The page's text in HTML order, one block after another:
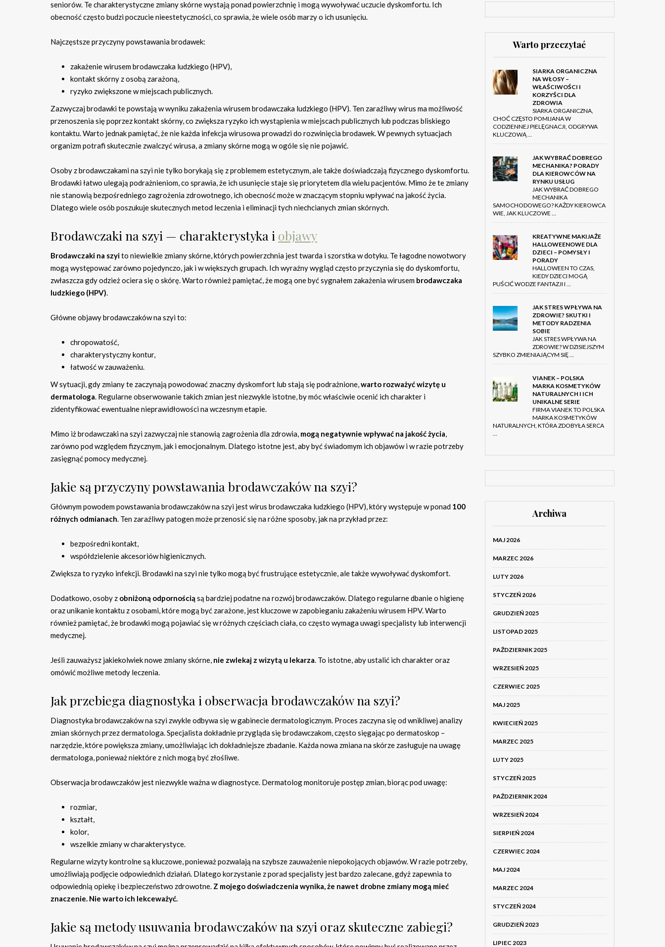
seniorów. Te charakterystyczne zmiany skórne wystają ponad powierzchnię i mogą wywoływać uczucie dyskomfortu. Ich
obecność często budzi poczucie nieestetyczności, co sprawia, że wiele osób marzy o ich usunięciu.
Najczęstsze przyczyny powstawania brodawek:
zakażenie wirusem brodawczaka ludzkiego (HPV),
kontakt skórny z osobą zarażoną,
ryzyko zwiększone w miejscach publicznych.
Zazwyczaj brodawki te powstają w wyniku zakażenia wirusem brodawczaka ludzkiego (HPV). Ten zaraźliwy wirus ma możliwość
przenoszenia się poprzez kontakt skórny, co zwiększa ryzyko ich wystąpienia w miejscach publicznych lub podczas bliskiego
kontaktu. Warto jednak pamiętać, że nie każda infekcja wirusowa prowadzi do rozwinięcia brodawek. W pewnych sytuacjach
organizm potrafi skutecznie zwalczyć wirusa, a zmiany skórne mogą w ogóle się nie pojawić.
Osoby z brodawczakami na szyi nie tylko borykają się z problemem estetycznym, ale także doświadczają fizycznego dyskomfortu.
Brodawki łatwo ulegają podrażnieniom, co sprawia, że ich usunięcie staje się priorytetem dla wielu pacjentów. Mimo że te zmiany
nie stanowią bezpośredniego zagrożenia zdrowotnego, ich obecność może w znaczącym stopniu wpływać na jakość życia.
Dlatego wiele osób poszukuje skutecznych metod leczenia i eliminacji tych niechcianych zmian skórnych.
Brodawczaki na szyi — charakterystyka i objawy
Brodawczaki na szyito niewielkie zmiany skórne, których powierzchnia jest twarda i szorstka w dotyku. Te łagodne nowotwory
mogą występować zarówno pojedynczo, jak i w większych grupach. Ich wyraźny wygląd często przyczynia się do dyskomfortu,
zwłaszcza gdy odzież ociera się o skórę. Warto również pamiętać, że mogą one być sygnałem zakażenia wirusem brodawczaka
ludzkiego (HPV).
Główne objawy brodawczaków na szyi to:
chropowatość,
charakterystyczny kontur,
łatwość w zauważeniu.
W sytuacji, gdy zmiany te zaczynają powodować znaczny dyskomfort lub stają się podrażnione,warto rozważyć wizytę u
dermatologa. Regularne obserwowanie takich zmian jest niezwykle istotne, by móc właściwie ocenić ich charakter i
zidentyfikować ewentualne nieprawidłowości na wczesnym etapie.
Mimo iż brodawczaki na szyi zazwyczaj nie stanowią zagrożenia dla zdrowia, mogą negatywnie wpływać na jakość życia,
zarówno pod względem fizycznym, jak i emocjonalnym. Dlatego istotne jest, aby być świadomym ich objawów i w razie potrzeby
zasięgnąć pomocy medycznej.
Jakie są przyczyny powstawania brodawczaków na szyi?
Głównym powodem powstawania brodawczaków na szyi jest wirus brodawczaka ludzkiego (HPV), który występuje w ponad 100
różnych odmianach. Ten zaraźliwy patogen może przenosić się na różne sposoby, jak na przykład przez:
bezpośredni kontakt,
współdzielenie akcesoriów higienicznych.
Zwiększa to ryzyko infekcji. Brodawki na szyi nie tylko mogą być frustrujące estetycznie, ale także wywoływać dyskomfort.
Dodatkowo, osoby z obniżoną odpornością są bardziej podatne na rozwój brodawczaków. Dlatego regularne dbanie o higienę
oraz unikanie kontaktu z osobami, które mogą być zarażone, jest kluczowe w zapobieganiu zakażeniu wirusem HPV. Warto
również pamiętać, że brodawki mogą pojawiać się w różnych częściach ciała, co często wymaga uwagi specjalisty lub interwencji
medycznej.
Jeśli zauważysz jakiekolwiek nowe zmiany skórne, nie zwlekaj z wizytą u lekarza. To istotne, aby ustalić ich charakter oraz
omówić możliwe metody leczenia.
Jak przebiega diagnostyka i obserwacja brodawczaków na szyi?
Diagnostyka brodawczaków na szyi zwykle odbywa się w gabinecie dermatologicznym. Proces zaczyna się od wnikliwej analizy
zmian skórnych przez dermatologa. Specjalista dokładnie przygląda się brodawczakom, często sięgając po dermatoskop –
narzędzie, które powiększa zmiany, umożliwiając ich dokładniejsze zbadanie. Każda nowa zmiana na skórze zasługuje na uwagę
dermatologa, ponieważ niektóre z nich mogą być złośliwe.
Obserwacja brodawczaków jest niezwykle ważna w diagnostyce. Dermatolog monitoruje postęp zmian, biorąc pod uwagę:
rozmiar,
kształt,
kolor,
wszelkie zmiany w charakterystyce.
Regularne wizyty kontrolne są kluczowe, ponieważ pozwalają na szybsze zauważenie niepokojących objawów. W razie potrzeby,
umożliwiają podjęcie odpowiednich działań. Dlatego korzystanie z porad specjalisty jest bardzo zalecane, gdyż zapewnia to
odpowiednią opiekę i bezpieczeństwo zdrowotne. Z mojego doświadczenia wynika, że nawet drobne zmiany mogą mieć
znaczenie. Nie warto ich lekceważyć.
Jakie są metody usuwania brodawczaków na szyi oraz skuteczne zabiegi?
Warto przeczytać
SIARKA ORGANICZNA
NA WŁOSY –
WŁAŚCIWOŚCI I
KORZYŚCI DLA
ZDROWIA
SIARKA ORGANICZNA,
CHOĆ CZĘSTO POMIJANA W
CODZIENNEJ PIELĘGNACJI, ODGRYWA
KLUCZOWĄ …
JAK WYBRAĆ DOBREGO
MECHANIKA? PORADY
DLA KIEROWCÓW NA
RYNKU USŁUG
JAK WYBRAĆ DOBREGO
MECHANIKA
SAMOCHODOWEGO? KAŻDY KIEROWCA
WIE, JAK KLUCZOWE …
KREATYWNE MAKIJAŻE
HALLOWEENOWE DLA
DZIECI – POMYSŁY I
PORADY
HALLOWEEN TO CZAS,
KIEDY DZIECI MOGĄ
PUŚCIĆ WODZE FANTAZJI I …
JAK STRES WPŁYWA NA
ZDROWIE? SKUTKI I
METODY RADZENIA
SOBIE
JAK STRES WPŁYWA NA
ZDROWIE? W DZISIEJSZYM
SZYBKO ZMIENIAJĄCYM SIĘ …
VIANEK – POLSKA
MARKA KOSMETYKÓW
NATURALNYCH I ICH
UNIKALNE SERIE
FIRMA VIANEK TO POLSKA
MARKA KOSMETYKÓW
NATURALNYCH, KTÓRA ZDOBYŁA SERCA
…
Archiwa
MAJ 2026
MARZEC 2026
LUTY 2026
STYCZEŃ 2026
GRUDZIEŃ 2025
LISTOPAD 2025
PAŹDZIERNIK 2025
WRZESIEŃ 2025
CZERWIEC 2025
MAJ 2025
KWIECIEŃ 2025
MARZEC 2025
LUTY 2025
STYCZEŃ 2025
PAŹDZIERNIK 2024
WRZESIEŃ 2024
SIERPIEŃ 2024
CZERWIEC 2024
MAJ 2024
MARZEC 2024
STYCZEŃ 2024
GRUDZIEŃ 2023
LIPIEC 2023